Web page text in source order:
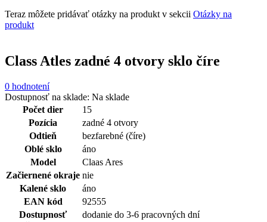
Teraz môžete pridávať otázky na produkt v sekcii Otázky na
produkt
Class Atles zadné 4 otvory sklo číre
0 hodnotení
Dostupnosť na sklade: Na sklade
Počet dier
15
Pozícia
zadné 4 otvory
Odtieň
bezfarebné (číre)
Oblé sklo
áno
Model
Claas Ares
Začiernené okraje nie
Kalené sklo
áno
EAN kód
92555
Dostupnosť
dodanie do 3-6 pracovných dní